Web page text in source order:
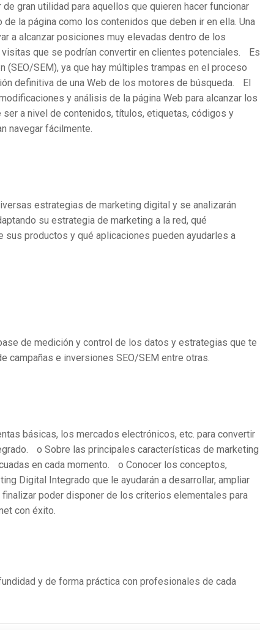
gran utilidad para aquellos que quieren hacer funcionar
la página como los contenidos que deben ir en ella. Una
a alcanzar posiciones muy elevadas dentro de los
que se podrían convertir en clientes potenciales. Es
SEM), ya que hay múltiples trampas en el proceso
definitiva de una Web de los motores de búsqueda. El
y análisis de la página Web para alcanzar los
a nivel de contenidos, títulos, etiquetas, códigos y
navegar fácilmente.
estrategias de marketing digital y se analizarán
su estrategia de marketing a la red, qué
productos y qué aplicaciones pueden ayudarles a
de medición y control de los datos y estrategias que te
campañas e inversiones SEO/SEM entre otras.
básicas, los mercados electrónicos, etc. para convertir
o Sobre las principales características de marketing
en cada momento. o Conocer los conceptos,
Digital Integrado que le ayudarán a desarrollar, ampliar
poder disponer de los criterios elementales para
con éxito.
y de forma práctica con profesionales de cada